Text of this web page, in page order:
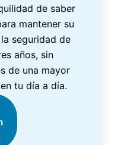
de saber
mantener su
seguridad de
años, sin
de una mayor
tu día a día.